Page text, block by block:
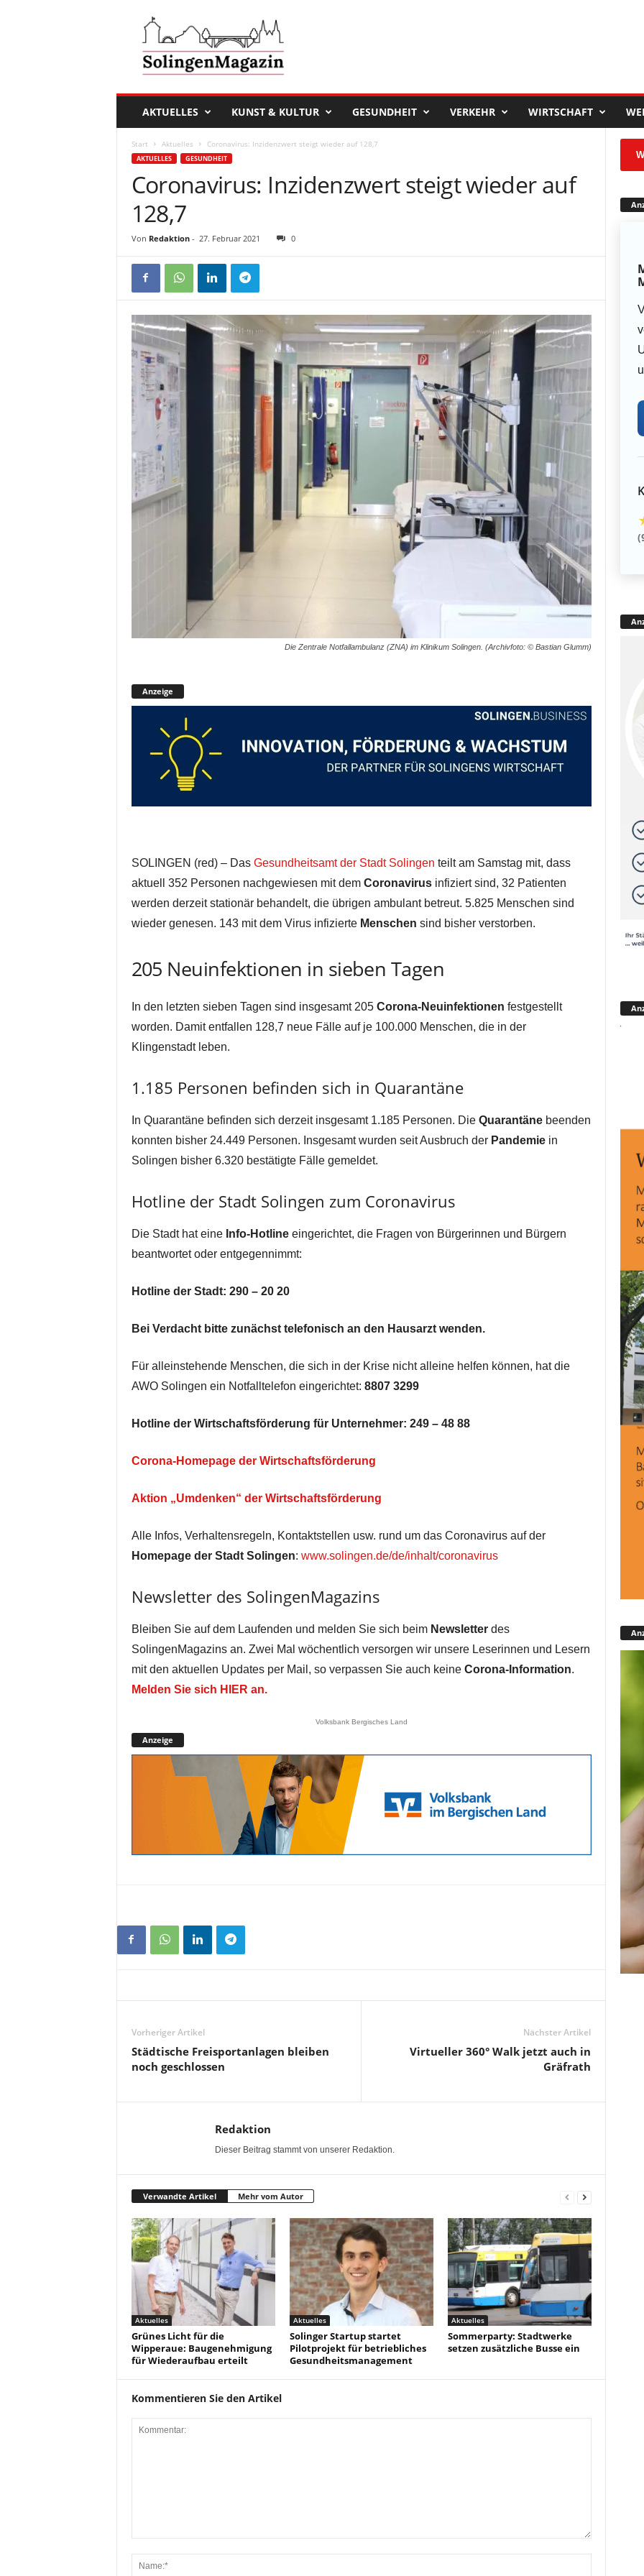
i
AKTUELLES KUNST & KULTUR GESUNDHEIT VERKEHR WIRTSCHAFT
Start Aktuelles Coronavirus: Inzidenzwert steigt wieder auf 128,7
AKTUELLES GESUNDHEIT
Coronavirus: Inzidenzwert steigt wieder auf
128,7
Von Redaktion- 27. Februar 2021 0
Die Zentrale Notfallambulanz (ZNA) im Klinikum Solingen. (Archivfoto: © Bastian Glumm)
Anzeige
SOLINGEN (red) – Das Gesundheitsamt der Stadt Solingen teilt am Samstag mit, dass
aktuell 352 Personen nachgewiesen mit dem Coronavirusinfiziert sind, 32 Patienten
werden derzeit stationär behandelt, die übrigen ambulant betreut. 5.825 Menschen sind
wieder genesen. 143 mit dem Virus infizierte Menschen sind bisher verstorben.
205 Neuinfektionen in sieben Tagen
In den letzten sieben Tagen sind insgesamt 205 Corona-Neuinfektionen festgestellt
worden. Damit entfallen 128,7 neue Fälle auf je 100.000 Menschen, die in der
Klingenstadt leben.
1.185 Personen befinden sich in Quarantäne
In Quarantäne befinden sich derzeit insgesamt 1.185 Personen. Die Quarantänebeenden
konnten bisher 24.449 Personen. Insgesamt wurden seit Ausbruch der Pandemiein
Solingen bisher 6.320 bestätigte Fälle gemeldet.
Hotline der Stadt Solingen zum Coronavirus
Die Stadt hat eine Info-Hotlineeingerichtet, die Fragen von Bürgerinnen und Bürgern
beantwortet oder entgegennimmt:
Hotline der Stadt: 290 – 20 20
Bei Verdacht bitte zunächst telefonisch an den Hausarzt wenden.
Für alleinstehende Menschen, die sich in der Krise nicht alleine helfen können, hat die
AWO Solingen ein Notfalltelefon eingerichtet: 8807 3299
Hotline der Wirtschaftsförderung für Unternehmer: 249 – 48 88
Corona-Homepage der Wirtschaftsförderung
Aktion „Umdenken“ der Wirtschaftsförderung
Alle Infos, Verhaltensregeln, Kontaktstellen usw. rund um das Coronavirus auf der
Homepage der Stadt Solingen: www.solingen.de/de/inhalt/coronavirus
Newsletter des SolingenMagazins
Bleiben Sie auf dem Laufenden und melden Sie sich beim Newsletterdes
SolingenMagazins an. Zwei Mal wöchentlich versorgen wir unsere Leserinnen und Lesern
mit den aktuellen Updates per Mail, so verpassen Sie auch keine Corona-Information.
Melden Sie sich HIER an.
Volksbank Bergisches Land
Anzeige
Vorheriger Artikel
Städtische Freisportanlagen bleiben
noch geschlossen
Nächster Artikel
Virtueller 360° Walk jetzt auch in
Gräfrath
Redaktion
Dieser Beitrag stammt von unserer Redaktion.
Verwandte Artikel Mehr vom Autor
Aktuelles
Grünes Licht für die
Wipperaue: Baugenehmigung
für Wiederaufbau erteilt
Aktuelles
Solinger Startup startet
Pilotprojekt für betriebliches
Gesundheitsmanagement
Aktuelles
Sommerparty: Stadtwerke
setzen zusätzliche Busse ein
Kommentieren Sie den Artikel